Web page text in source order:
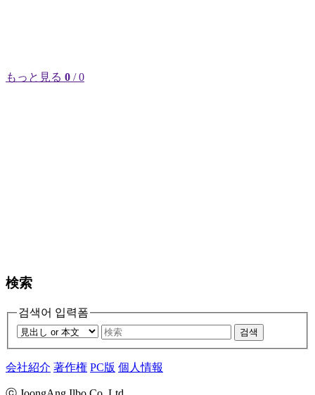
もっと見る 0 / 0
検索
검색어 입력폼
검색
会社紹介 著作権 PC版 個人情報